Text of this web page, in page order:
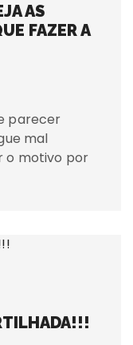
AS
FAZER A
parecer
mal
o motivo por